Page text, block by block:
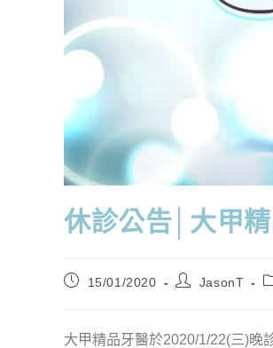
休診公告│大甲
15/01/2020 JasonT
大甲精品牙醫於2020/1/22(三)晚